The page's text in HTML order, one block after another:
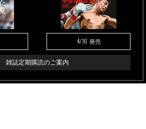
4/16 発売
雑誌定期購読のご案内